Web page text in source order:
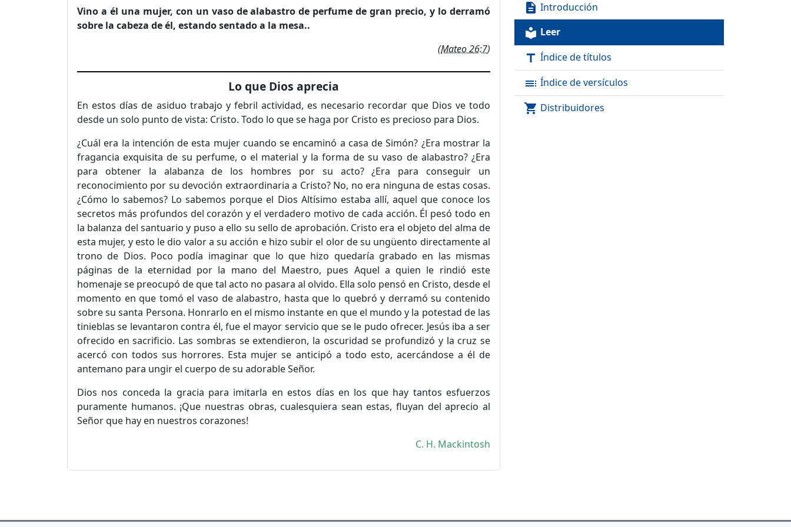
Vino a él una mujer, con un vaso de alabastro de perfume de gran precio, y lo derramó
sobre la cabeza de él, estando sentado a la mesa..
(Mateo 26:7)
Lo que Dios aprecia
En estos días de asiduo trabajo y febril actividad, es necesario recordar que Dios ve todo
desde un solo punto de vista: Cristo. Todo lo que se haga por Cristo es precioso para Dios.
¿Cuál era la intención de esta mujer cuando se encaminó a casa de Simón? ¿Era mostrar la
fragancia exquisita de su perfume, o el material y la forma de su vaso de alabastro? ¿Era
para obtener la alabanza de los hombres por su acto? ¿Era para conseguir un
reconocimiento por su devoción extraordinaria a Cristo? No, no era ninguna de estas cosas.
¿Cómo lo sabemos? Lo sabemos porque el Dios Altísimo estaba allí, aquel que conoce los
secretos más profundos del corazón y el verdadero motivo de cada acción. Él pesó todo en
la balanza del santuario y puso a ello su sello de aprobación. Cristo era el objeto del alma de
esta mujer, y esto le dio valor a su acción e hizo subir el olor de su ungüento directamente al
trono de Dios. Poco podía imaginar que lo que hizo quedaría grabado en las mismas
páginas de la eternidad por la mano del Maestro, pues Aquel a quien le rindió este
homenaje se preocupó de que tal acto no pasara al olvido. Ella solo pensó en Cristo, desde el
momento en que tomó el vaso de alabastro, hasta que lo quebró y derramó su contenido
sobre su santa Persona. Honrarlo en el mismo instante en que el mundo y la potestad de las
tinieblas se levantaron contra él, fue el mayor servicio que se le pudo ofrecer. Jesús iba a ser
ofrecido en sacrificio. Las sombras se extendieron, la oscuridad se profundizó y la cruz se
acercó con todos sus horrores. Esta mujer se anticipó a todo esto, acercándose a él de
antemano para ungir el cuerpo de su adorable Señor.
Dios nos conceda la gracia para imitarla en estos días en los que hay tantos esfuerzos
puramente humanos. ¡Que nuestras obras, cualesquiera sean estas, fluyan del aprecio al
Señor que hay en nuestros corazones!
C. H. Mackintosh
description Introducción
local_library Leer
title Índice de títulos
toc Índice de versículos
shopping_cart Distribuidores